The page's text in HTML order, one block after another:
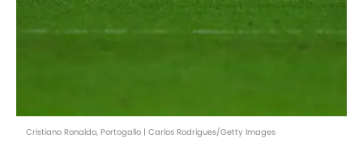
Cristiano Ronaldo, Portogallo | Carlos Rodrigues/Getty Images